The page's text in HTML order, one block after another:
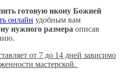
готовую икону Божией
онлайн удобным вам
нужного размера описав
от 7 до 14 дней зависимо
мастерской.